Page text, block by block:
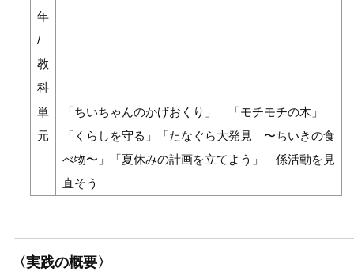
年
/
教
科
単
元
「ちいちゃんのかげおくり」 「モチモチの木」
「くらしを守る」「たなぐら大発見 〜ちいきの食
べ物〜」「夏休みの計画を立てよう」 係活動を見
直そう
〈実践の概要〉